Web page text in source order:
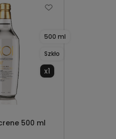
500 ml
500 ml
Szkło
x1